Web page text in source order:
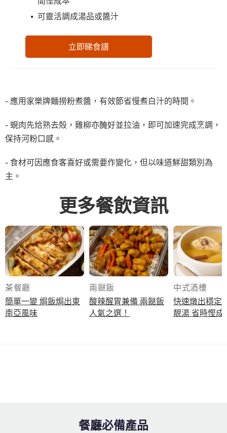
可靈活調成湯品或醬汁
立即睇食譜
- 應用家樂牌麵撈粉煮醬，有效節省慢煮白汁的時間。
- 蜆肉先烚熟去殻，雞柳亦醃好並拉油，即可加速完成烹調，
保持河粉口感。
- 食材可因應食客喜好或需要作變化，但以味道鮮甜類別為
主。
更多餐飲資訊
茶餐廳
簡單一變 焗飯焗出東
南亞風味
兩餸飯
酸辣醒胃兼備 兩餸飯
人氣之選！
中式酒樓
快速燉出穩定
靚湯 省時慳成
餐廳必備產品